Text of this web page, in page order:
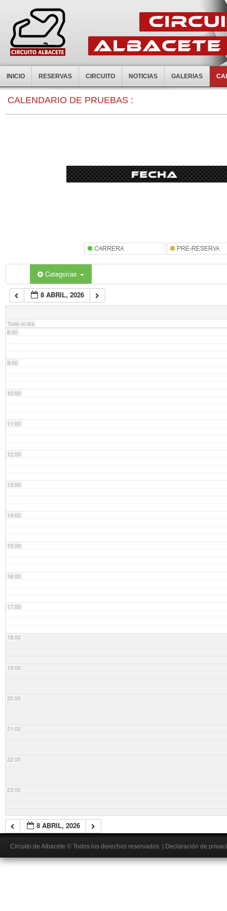
INICIO RESERVAS CIRCUITO NOTICIAS GALERIAS
CALENDARIO DE PRUEBAS :
Categorías
8 ABRIL, 2026
Todo el día
0:00
7:00
8:00
9:00
10:00
11:00
12:00
13:00
14:00
15:00
16:00
17:00
18:00
19:00
20:00
21:00
22:00
23:00
8 ABRIL, 2026
Circuito de Albacete © Todos los derechos reservados. Declaración de